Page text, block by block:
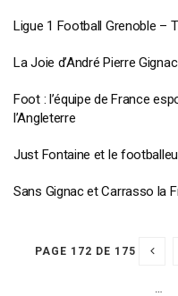
Ligue 1 Football Grenoble –
La Joie d’André Pierre
Foot : l’équipe de France
l’Angleterre
Just Fontaine et le
Sans Gignac et Carrasso la
PAGE 172 DE 175
…